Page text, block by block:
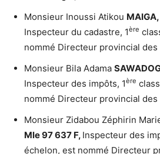
Monsieur Inoussi Atikou
Inspecteur du cadastre, 1ère
nommé Directeur provincial des
Monsieur Bila Adama
Inspecteur des impôts, 1ère
nommé Directeur provincial
Monsieur Zidabou Zéphirin
Mle 97 637 F, Inspecteur des
échelon, est nommé Directeur